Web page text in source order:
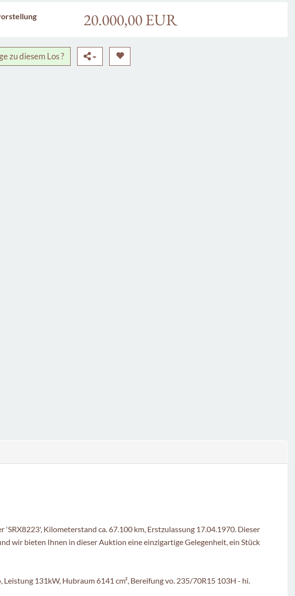
20.000,00 EUR
zu diesem Los ?
Kilometerstand ca. 67.100 km, Erstzulassung 17.04.1970. Dieser
wir bieten Ihnen in dieser Auktion eine einzigartige Gelegenheit, ein Stück
131kW, Hubraum 6141 cm², Bereifung vo. 235/70R15 103H - hi.